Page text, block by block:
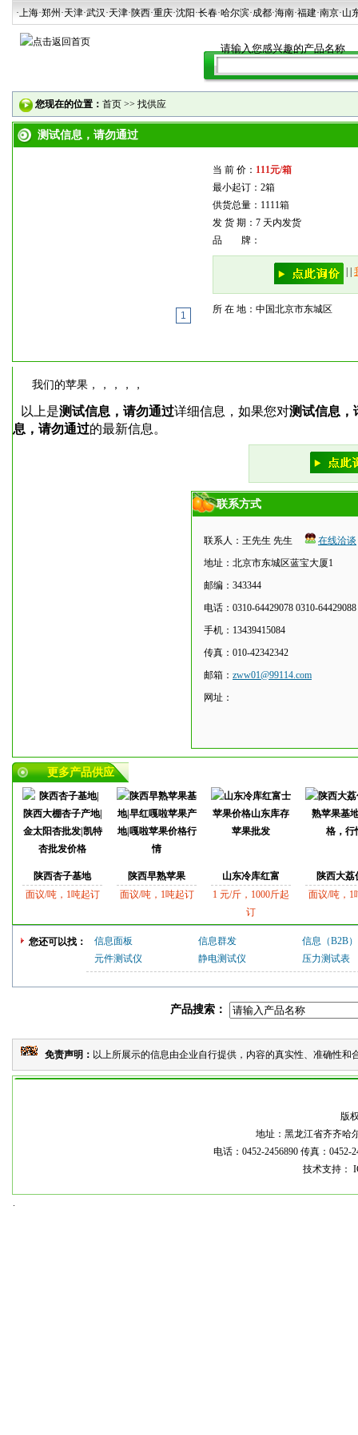
·上海·郑州 ·天津·武汉·天津·陕西·重庆·沈阳·长春·哈尔滨·成都·海南·福建·南京·山
您现在的位置： 首页 >> 找供应
测试信息，请勿通过
1
当 前 价： 111元/箱
最小起订：2箱
供货总量：1111箱
发 货 期：7 天内发货
品 牌：
所 在 地：中国北京市东城区
我们的苹果，，，，，
以上是测试信息，请勿通过详细信息，如果您对测试信息，
息，请勿通过的最新信息。
联系方式
联系人：王先生 先生
在线洽谈
地址：北京市东城区蓝宝大厦1
邮编：343344
电话：0310-64429078 0310-64429088
手机：13439415084
传真：010-42342342
邮箱： zww01@99114.com
网址：
更多产品供应
陕西杏子基地
面议/吨，1吨起订
陕西早熟苹果
面议/吨，1吨起订
山东冷库红富
1 元/斤，1000斤起
订
陕西大荔
面议/吨，1
您还可以找： 信息面板 信息群发
信息（B2B）
元件测试仪
静电测试仪 压力测试表
产品搜索：
免责声明： 以上所展示的信息由企业自行提供，内容的真实性、准确性
版
地址：黑龙江省齐齐哈
电话：0452-2456890 传真：0452-
技术支持：